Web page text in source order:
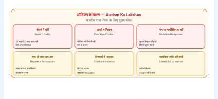
ऑटिज्म के लक्षण — Autism Ke Lakshan
भारतीय माता-पिता के लिए मुख्य संकेत
बोलने में देरी
Speech Delay
24 माह में 2-शब्द वाक्य नहीं
सिर्फ TV की नकल
आंखें न मिलाना
Poor Eye Contact
परिचित लोगों से भी नहीं
शर्म से अलग
नाम पर प्रतिक्रिया नहीं
No Name Response
सुनना बिल्कुल ठीक है
हिंदी में बुलाने पर भी
एक ही काम बार-बार
Repetitive Behaviours
लाइन लगाना, हाथ हिलाना
बदलाव पर गुस्सा
दिनचर्या में बदलाव
Routine Insistence
छोटे बदलाव पर
बहुत तेज reaction
सामाजिक रुचि की कमी
Limited Social Interest
अकेले खेलना
share नहीं करता